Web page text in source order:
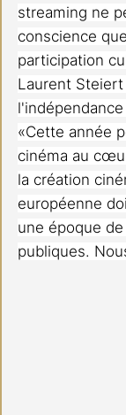
streaming ne
conscience
participation
Laurent
«Cette année
cinéma au
la création
européenne
une époque
publiques.